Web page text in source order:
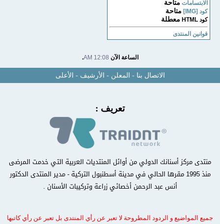
الابتسامات متاحة
كود [IMG] متاحة
كود HTML معطلة
قوانين المنتدى
الساعة الآن12:08 AM
.
الاتصال بنا-المعلن-الأرشيف-الأعلى
تعريف :
منتدى مركز أسنانك الدولي من أوائل المنتديات العربية التي خدمت المرضى
منذ 1995 مقرها الحالي في مدينة أسطنبول التركية - مدير المنتدى الدكتور
أنس عبد الرحمن أخصائي زراعة وتركيبات الأسنان .
جميع المواضيع و الردود المطروحة لا تعبر عن رأي المنتدى بل تعبر عن رأي كاتبها